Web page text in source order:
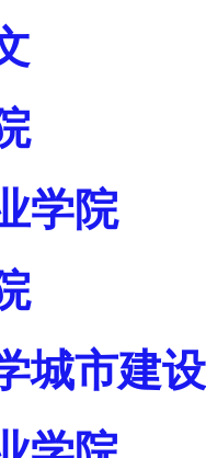
学院
城市建